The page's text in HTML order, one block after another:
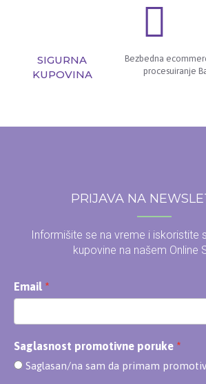
SIGURNA
KUPOVINA
Bezbedna
procesuiranje
PRIJAVA NA
Informišite se na vreme i iskoristite
kupovine na našem Online
Email
Saglasnost promotivne poruke
Saglasan/na sam da primam